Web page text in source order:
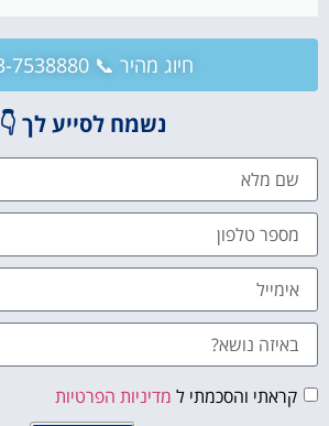
חיוג מהיר 📞 073-7538880
נשמח לסייע לך 👇
קראתי והסכמתי ל מדיניות הפרטיות